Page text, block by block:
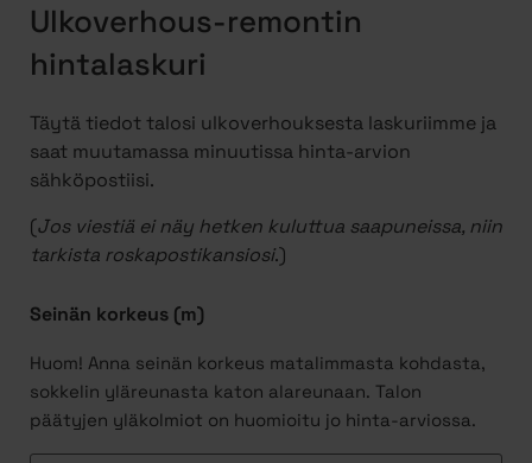
Ulkoverhous-remontin
hintalaskuri
Täytä tiedot talosi ulkoverhouksesta laskuriimme ja
saat muutamassa minuutissa hinta-arvion
sähköpostiisi.
(Jos viestiä ei näy hetken kuluttua saapuneissa, niin
tarkista roskapostikansiosi.)
Seinän korkeus (m)
Huom! Anna seinän korkeus matalimmasta kohdasta,
sokkelin yläreunasta katon alareunaan. Talon
päätyjen yläkolmiot on huomioitu jo hinta-arviossa.